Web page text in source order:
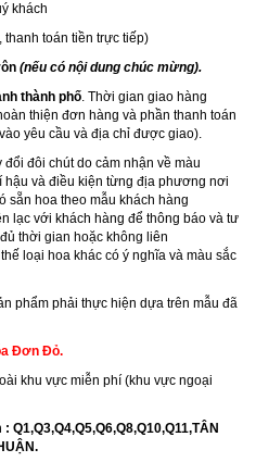
khách
thanh toán tiền trực tiếp)
(nếu có nội dung chúc mừng).
thành phố. Thời gian giao hàng
thiện đơn hàng và phần thanh toán
yêu cầu và địa chỉ được giao).
đôi chút do cảm nhận về màu
hậu và điều kiện từng địa phương nơi
sẵn hoa theo mẫu khách hàng
lạc với khách hàng để thông báo và tư
thời gian hoặc không liên
loại hoa khác có ý nghĩa và màu sắc
phẩm phải thực hiện dựa trên mẫu đã
Đơn Đỏ.
khu vực miễn phí (khu vực ngoại